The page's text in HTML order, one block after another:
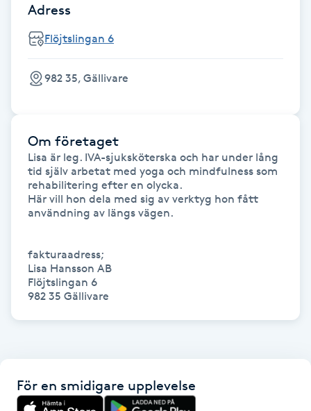
Gellack
Gellack med förstärkning
Gravidmassage
Gravidyoga
Gruppträning
Hatha Yoga
Headspa
Herrklippning
Adress
Flöjtslingan 6
982 35, Gällivare
Om företaget
Lisa är leg. IVA-sjuksköterska och har under lång
tid själv arbetat med yoga och mindfulness som
rehabilitering efter en olycka.
Här vill hon dela med sig av verktyg hon fått
användning av längs vägen.
fakturaadress;
Lisa Hansson AB
Flöjtslingan 6
För en smidigare upplevelse